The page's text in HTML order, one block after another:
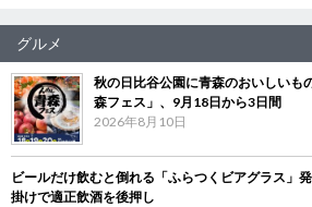
グルメ
秋の日比谷公園に青森のおいしい
森フェス」、9月18日から3日間
2026年8月10日
ビールだけ飲むと倒れる「ふらつくビアグラス」
掛けで適正飲酒を後押し